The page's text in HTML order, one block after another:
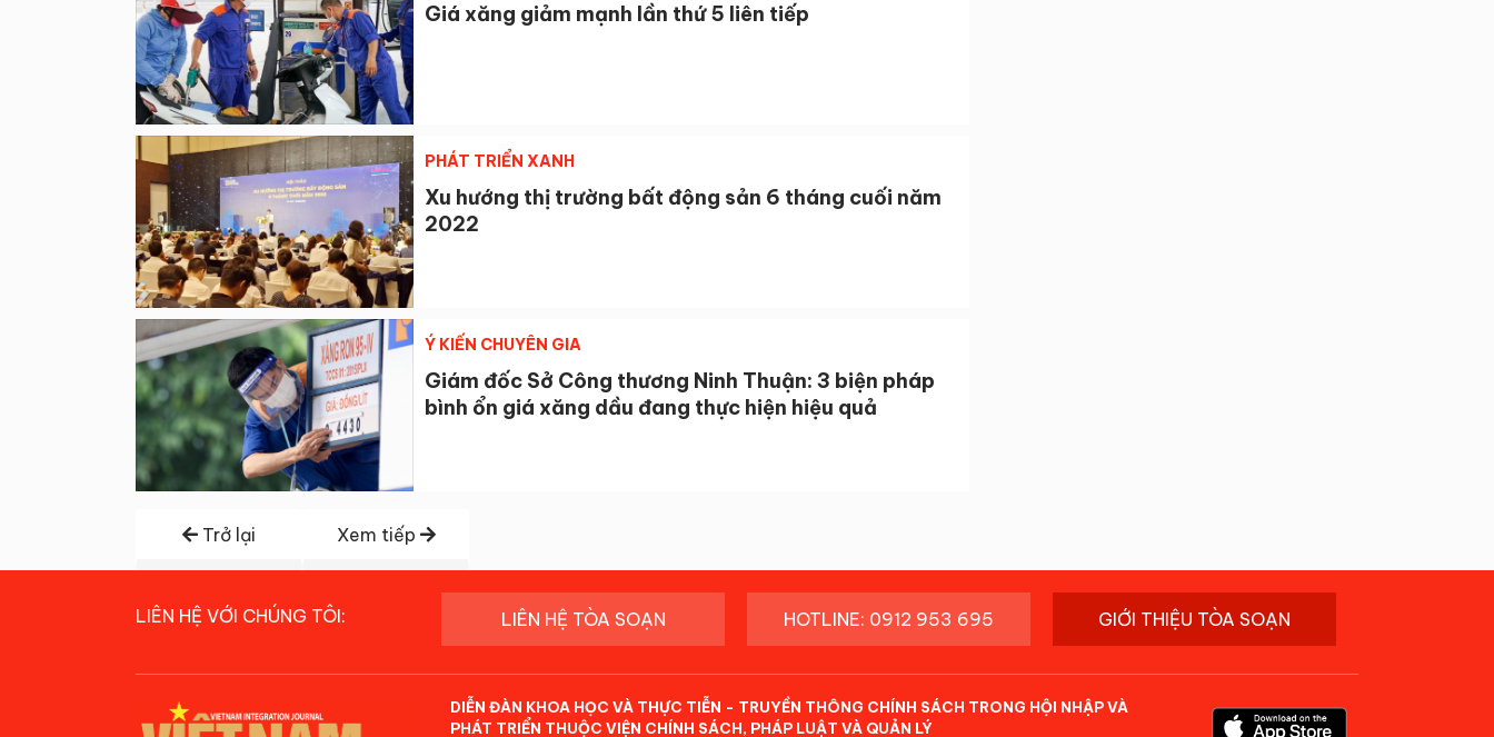
Giá xăng giảm mạnh lần thứ 5 liên tiếp
PHÁT TRIỂN XANH
Xu hướng thị trường bất động sản 6 tháng cuối năm
2022
Ý KIẾN CHUYÊN GIA
Giám đốc Sở Công thương Ninh Thuận: 3 biện pháp
bình ổn giá xăng dầu đang thực hiện hiệu quả
Trở lại Xem tiếp
LIÊN HỆ VỚI CHÚNG TÔI: LIÊN HỆ TÒA SOẠN HOTLINE: 0912 953 695 GIỚI THIỆU TÒA SOẠN
DIỄN ĐÀN KHOA HỌC VÀ THỰC TIỄN - TRUYỀN THÔNG CHÍNH SÁCH TRONG HỘI NHẬP VÀ
PHÁT TRIỂN THUỘC VIỆN CHÍNH SÁCH, PHÁP LUẬT VÀ QUẢN LÝ